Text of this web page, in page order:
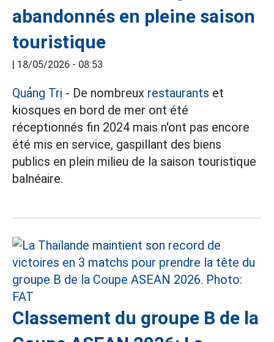
abandonnés en pleine saison
touristique
| 18/05/2026 - 08:53
Quảng Trị - De nombreux restaurants et
kiosques en bord de mer ont été
réceptionnés fin 2024 mais n'ont pas encore
été mis en service, gaspillant des biens
publics en plein milieu de la saison touristique
balnéaire.
Classement du groupe B de la